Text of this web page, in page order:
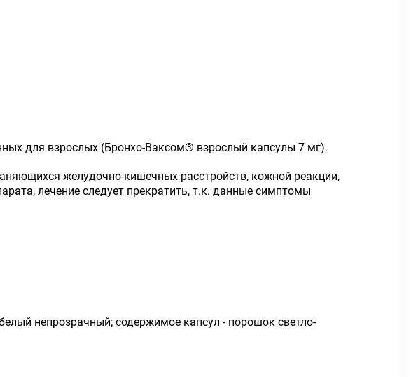
для взрослых (Бронхо-Ваксом® взрослый капсулы 7 мг).
желудочно-кишечных расстройств, кожной реакции,
лечение следует прекратить, т.к. данные симптомы
непрозрачный; содержимое капсул - порошок светло-